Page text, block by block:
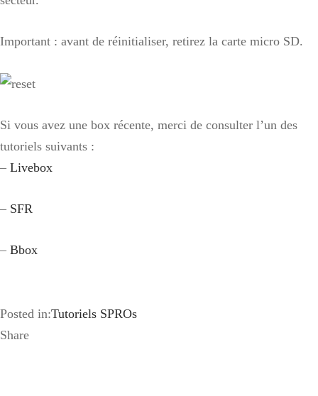
Important : avant de réinitialiser, retirez la carte micro SD.
Si vous avez une box récente, merci de consulter l’un des
tutoriels suivants :
– Livebox
– SFR
– Bbox
Posted in:Tutoriels SPROs
Share